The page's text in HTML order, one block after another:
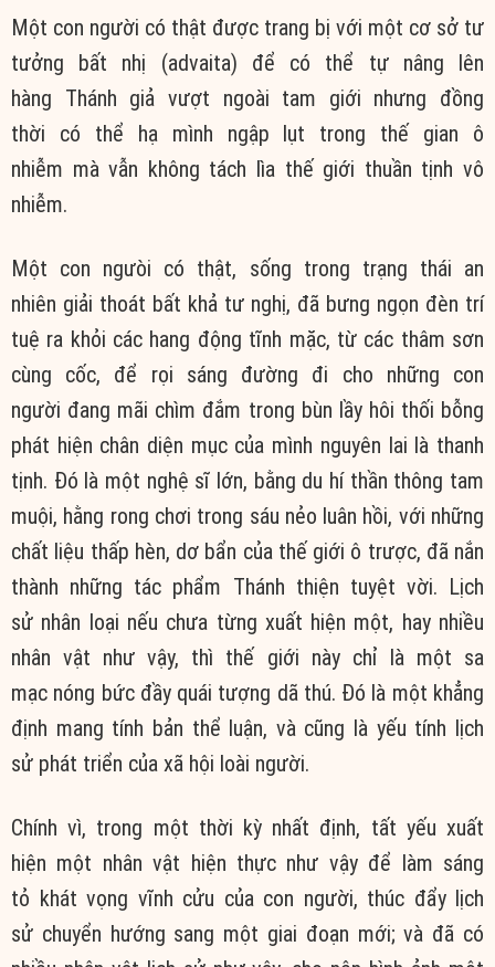
Một con người có thật được trang bị với một cơ sở tư
tưởng bất nhị (advaita) để có thể tự nâng lên
hàng Thánh giả vượt ngoài tam giới nhưng đồng
thời có thể hạ mình ngập lụt trong thế gian ô
nhiễm mà vẫn không tách lìa thế giới thuần tịnh vô
nhiễm.
Một con ngưòi có thật, sống trong trạng thái an
nhiên giải thoát bất khả tư nghị, đã bưng ngọn đèn trí
tuệ ra khỏi các hang động tĩnh mặc, từ các thâm sơn
cùng cốc, để rọi sáng đường đi cho những con
người đang mãi chìm đắm trong bùn lầy hôi thối bỗng
phát hiện chân diện mục của mình nguyên lai là thanh
tịnh. Đó là một nghệ sĩ lớn, bằng du hí thần thông tam
muội, hằng rong chơi trong sáu nẻo luân hồi, với những
chất liệu thấp hèn, dơ bẩn của thế giới ô trược, đã nắn
thành những tác phẩm Thánh thiện tuyệt vời. Lịch
sử nhân loại nếu chưa từng xuất hiện một, hay nhiều
nhân vật như vậy, thì thế giới này chỉ là một sa
mạc nóng bức đầy quái tượng dã thú. Đó là một khẳng
định mang tính bản thể luận, và cũng là yếu tính lịch
sử phát triển của xã hội loài người.
Chính vì, trong một thời kỳ nhất định, tất yếu xuất
hiện một nhân vật hiện thực như vậy để làm sáng
tỏ khát vọng vĩnh cửu của con người, thúc đẩy lịch
sử chuyển hướng sang một giai đoạn mới; và đã có